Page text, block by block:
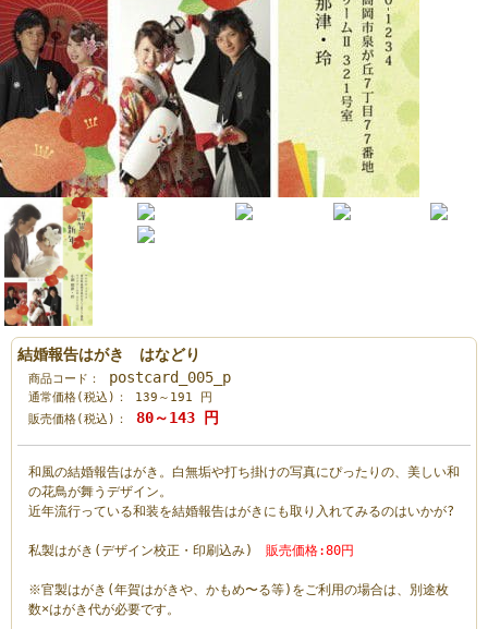
結婚報告はがき はなどり
商品コード： postcard_005_p
通常価格(税込)： 139～191 円
販売価格(税込)：
80～143 円
和風の結婚報告はがき。白無垢や打ち掛けの写真にぴったりの、美しい和
の花鳥が舞うデザイン。
近年流行っている和装を結婚報告はがきにも取り入れてみるのはいかが?
私製はがき(デザイン校正・印刷込み) 販売価格:80円
※官製はがき(年賀はがきや、かもめ〜る等)をご利用の場合は、別途枚
数×はがき代が必要です。